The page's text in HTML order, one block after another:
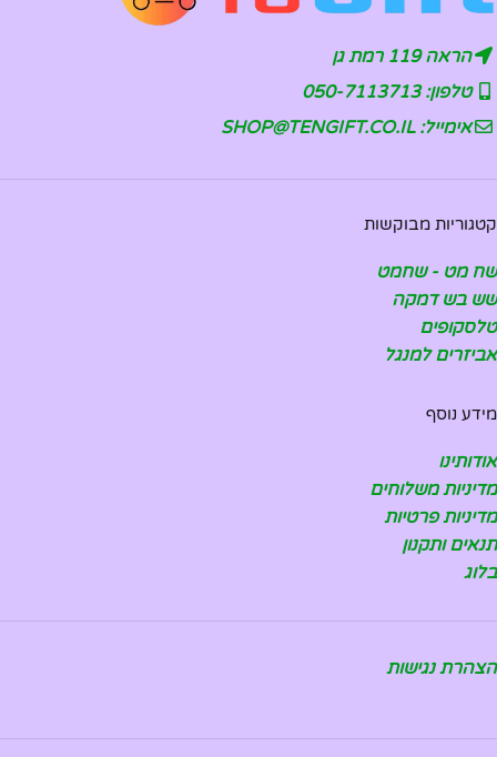
הראה 119 רמת גן
טלפון: 050-7113713
אימייל: SHOP@TENGIFT.CO.IL
קטגוריות מבוקשות
שח מט - שחמט
שש בש דמקה
טלסקופים
אביזרים למנגל
מידע נוסף
אודותינו
מדיניות משלוחים
מדיניות פרטיות
תנאים ותקנון
בלוג
הצהרת נגישות